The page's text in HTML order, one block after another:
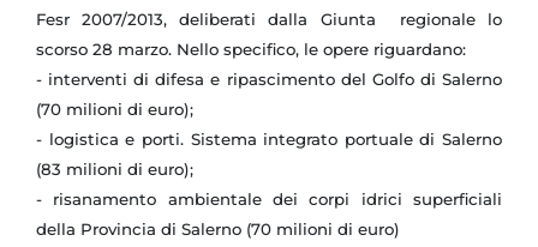
Fesr 2007/2013, deliberati dalla Giunta regionale lo
scorso 28 marzo. Nello specifico, le opere riguardano:
- interventi di difesa e ripascimento del Golfo di Salerno
(70 milioni di euro);
- logistica e porti. Sistema integrato portuale di Salerno
(83 milioni di euro);
- risanamento ambientale dei corpi idrici superficiali
della Provincia di Salerno (70 milioni di euro)